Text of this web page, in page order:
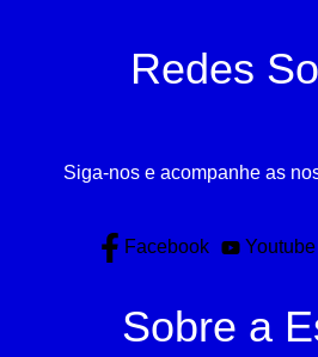
Redes
Siga-nos e acompanhe as
Facebook Youtube
Sobre a